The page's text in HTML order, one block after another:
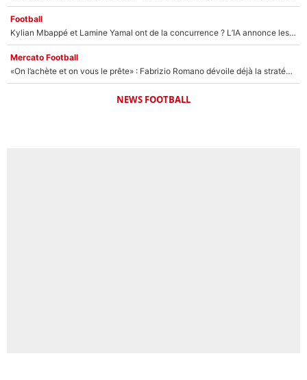
Football
Kylian Mbappé et Lamine Yamal ont de la concurrence ? L’IA annonce les 5 joueurs qui vont dominer le football dans les années à venir !
Mercato Football
«On l’achète et on vous le prête» : Fabrizio Romano dévoile déjà la stratégie du PSG avec le transfert de Zion Suzuki !
NEWS FOOTBALL